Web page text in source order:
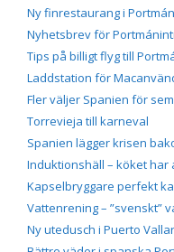
Ny finrestaurang i Portmán
Nyhetsbrev för
Tips på billigt flyg till
Laddstation för
Fler väljer Spanien för
Torrevieja till karneval
Spanien lägger krisen
Induktionshäll – köket har
Kapselbryggare perfekt
Vattenrening – ”svenskt”
Ny utedusch i Puerto